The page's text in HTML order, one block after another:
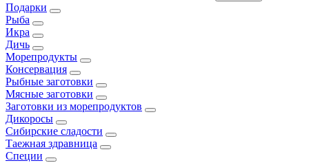
Подарки
Рыба
Икра
Дичь
Морепродукты
Консервация
Рыбные заготовки
Мясные заготовки
Заготовки из морепродуктов
Дикоросы
Сибирские сладости
Таежная здравница
Специи